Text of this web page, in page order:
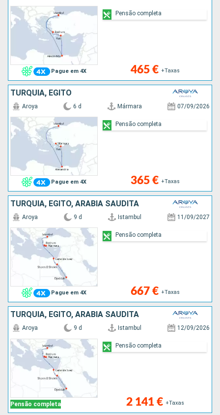
Pague em 4X 465 € +Taxas
Pensão completa
TURQUIA, EGITO
Pague em 4X
Aroya 6 d Mármara 07/09/2026
365 € +Taxas
Pensão completa
TURQUIA, EGITO, ARABIA SAUDITA
Pague em 4X
Aroya 9 d Istambul 11/09/2027
667 € +Taxas
Pensão completa
TURQUIA, EGITO, ARABIA SAUDITA
Pensão completa
Aroya 9 d Istambul 12/09/2026
2 141 € +Taxas
Pensão completa